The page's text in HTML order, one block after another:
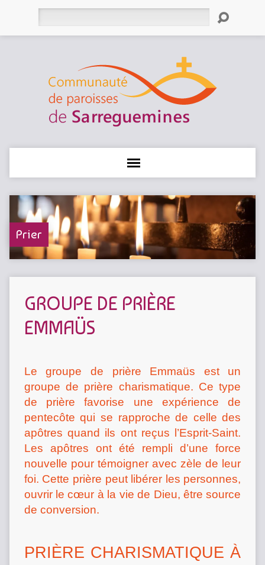
Prier
GROUPE DE PRIÈRE
EMMAÜS
Le groupe de prière Emmaüs est un
groupe de prière charismatique. Ce type
de prière favorise une expérience de
pentecôte qui se rapproche de celle des
apôtres quand ils ont reçus l’Esprit-Saint.
Les apôtres ont été rempli d’une force
nouvelle pour témoigner avec zèle de leur
foi. Cette prière peut libérer les personnes,
ouvrir le cœur à la vie de Dieu, être source
de conversion.
PRIÈRE CHARISMATIQUE À